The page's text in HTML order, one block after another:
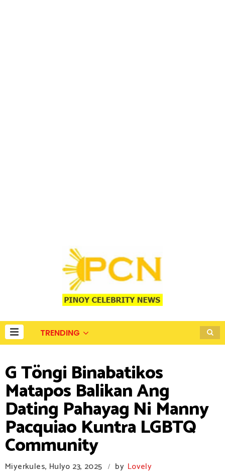
TRENDING
G Töngi Binabatikos
Matapos Balikan Ang
Dating Pahayag Ni Manny
Pacquiao Kuntra LGBTQ
Community
Miyerkules, Hulyo 23, 2025 / by Lovely